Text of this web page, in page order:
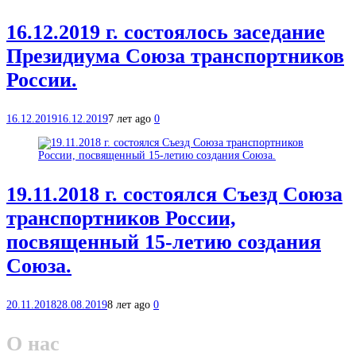
16.12.2019 г. состоялось заседание
Президиума Союза транспортников
России.
16.12.201916.12.20197 лет ago 0
19.11.2018 г. состоялся Съезд Союза
транспортников России,
посвященный 15-летию создания
Союза.
20.11.201828.08.20198 лет ago 0
О нас